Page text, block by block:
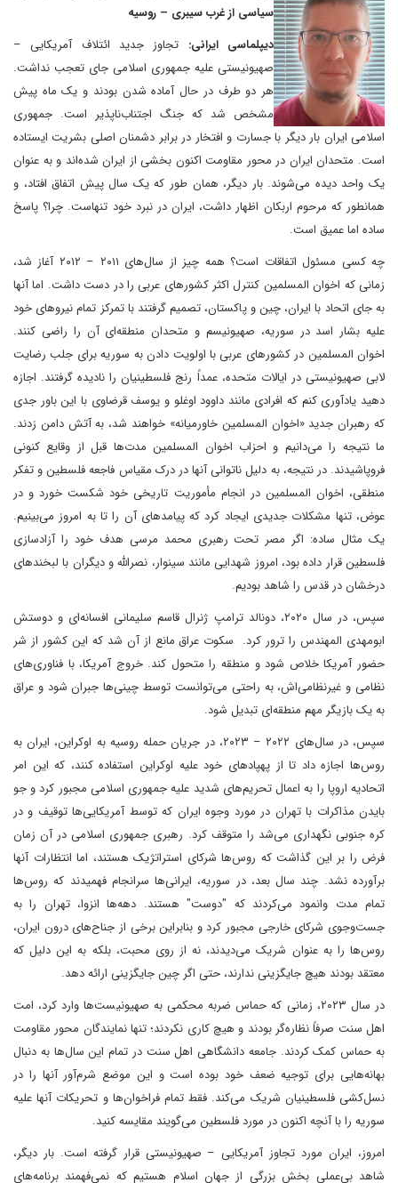
سیاسی از غرب سیبری – روسیه
دیپلماسی ایرانی: تجاوز جدید ائتلاف آمریکایی –
صهیونیستی علیه جمهوری اسلامی جای تعجب نداشت.
هر دو طرف در حال آماده شدن بودند و یک ماه پیش
مشخص شد که جنگ اجتناب‌ناپذیر است. جمهوری
اسلامی ایران بار دیگر با جسارت و افتخار در برابر دشمنان اصلی بشریت ایستاده
است. متحدان ایران در محور مقاومت اکنون بخشی از ایران شده‌اند و به عنوان
یک واحد دیده می‌شوند. بار دیگر، همان طور که یک سال پیش اتفاق افتاد، و
همانطور که مرحوم اربکان اظهار داشت، ایران در نبرد خود تنهاست. چرا؟ پاسخ
ساده اما عمیق است.
چه کسی مسئول اتفاقات است؟ همه چیز از سال‌های ۲۰۱۱ – ۲۰۱۲ آغاز شد،
زمانی که اخوان المسلمین کنترل اکثر کشورهای عربی را در دست داشت. اما آنها
به جای اتحاد با ایران، چین و پاکستان، تصمیم گرفتند با تمرکز تمام نیروهای خود
علیه بشار اسد در سوریه، صهیونیسم و متحدان منطقه‌ای آن را راضی کنند.
اخوان المسلمین در کشورهای عربی با اولویت دادن به سوریه برای جلب رضایت
لابی صهیونیستی در ایالات متحده، عمداً رنج فلسطینیان را نادیده گرفتند. اجازه
دهید یادآوری کنم که افرادی مانند داوود اوغلو و یوسف قرضاوی با این باور جدی
که رهبران جدید «اخوان المسلمین خاورمیانه» خواهند شد، به آتش دامن زدند.
ما نتیجه را می‌دانیم و احزاب اخوان المسلمین مدت‌ها قبل از وقایع کنونی
فروپاشیدند. در نتیجه، به دلیل ناتوانی آنها در درک مقیاس فاجعه فلسطین و تفکر
منطقی، اخوان المسلمین در انجام مأموریت تاریخی خود شکست خورد و در
عوض، تنها مشکلات جدیدی ایجاد کرد که پیامدهای آن را تا به امروز می‌بینیم.
یک مثال ساده: اگر مصر تحت رهبری محمد مرسی هدف خود را آزادسازی
فلسطین قرار داده بود، امروز شهدایی مانند سینوار، نصرالله و دیگران با لبخندهای
درخشان در قدس را شاهد بودیم.
سپس، در سال ۲۰۲۰، دونالد ترامپ ژنرال قاسم سلیمانی افسانه‌ای و دوستش
ابومهدی المهندس را ترور کرد. سکوت عراق مانع از آن شد که این کشور از شر
حضور آمریکا خلاص شود و منطقه را متحول کند. خروج آمریکا، با فناوری‌های
نظامی و غیرنظامی‌اش، به راحتی می‌توانست توسط چینی‌ها جبران شود و عراق
به یک بازیگر مهم منطقه‌ای تبدیل شود.
سپس، در سال‌های ۲۰۲۲ – ۲۰۲۳، در جریان حمله روسیه به اوکراین، ایران به
روس‌ها اجازه داد تا از پهپادهای خود علیه اوکراین استفاده کنند، که این امر
اتحادیه اروپا را به اعمال تحریم‌های شدید علیه جمهوری اسلامی مجبور کرد و جو
بایدن مذاکرات با تهران در مورد وجوه ایران که توسط آمریکایی‌ها توقیف و در
کره جنوبی نگهداری می‌شد را متوقف کرد. رهبری جمهوری اسلامی در آن زمان
فرض را بر این گذاشت که روس‌ها شرکای استراتژیک هستند، اما انتظارات آنها
برآورده نشد. چند سال بعد، در سوریه، ایرانی‌ها سرانجام فهمیدند که روس‌ها
تمام مدت وانمود می‌کردند که "دوست" هستند. دهه‌ها انزوا، تهران را به
جست‌وجوی شرکای خارجی مجبور کرد و بنابراین برخی از جناح‌های درون ایران،
روس‌ها را به عنوان شریک می‌دیدند، نه از روی محبت، بلکه به این دلیل که
معتقد بودند هیچ جایگزینی ندارند، حتی اگر چین جایگزینی ارائه دهد.
در سال ۲۰۲۳، زمانی که حماس ضربه محکمی به صهیونیست‌ها وارد کرد، امت
اهل سنت صرفاً نظاره‌گر بودند و هیچ کاری نکردند؛ تنها نمایندگان محور مقاومت
به حماس کمک کردند. جامعه دانشگاهی اهل سنت در تمام این سال‌ها به دنبال
بهانه‌هایی برای توجیه ضعف خود بوده است و این موضع شرم‌آور آنها را در
نسل‌کشی فلسطینیان شریک می‌کند. فقط تمام فراخوان‌ها و تحریکات آنها علیه
سوریه را با آنچه اکنون در مورد فلسطین می‌گویند مقایسه کنید.
امروز، ایران مورد تجاوز آمریکایی – صهیونیستی قرار گرفته است. بار دیگر،
شاهد بی‌عملی بخش بزرگی از جهان اسلام هستیم که نمی‌فهمند برنامه‌های